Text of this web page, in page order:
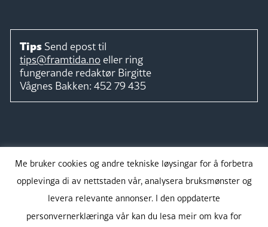
Tips Send epost til
tips@framtida.no eller ring
fungerande redaktør Birgitte
Vågnes Bakken: 452 79 435
Me bruker cookies og andre tekniske løysingar for å forbetra
opplevinga di av nettstaden vår, analysera bruksmønster og
levera relevante annonser. I den oppdaterte
personvernerklæringa vår kan du lesa meir om kva for